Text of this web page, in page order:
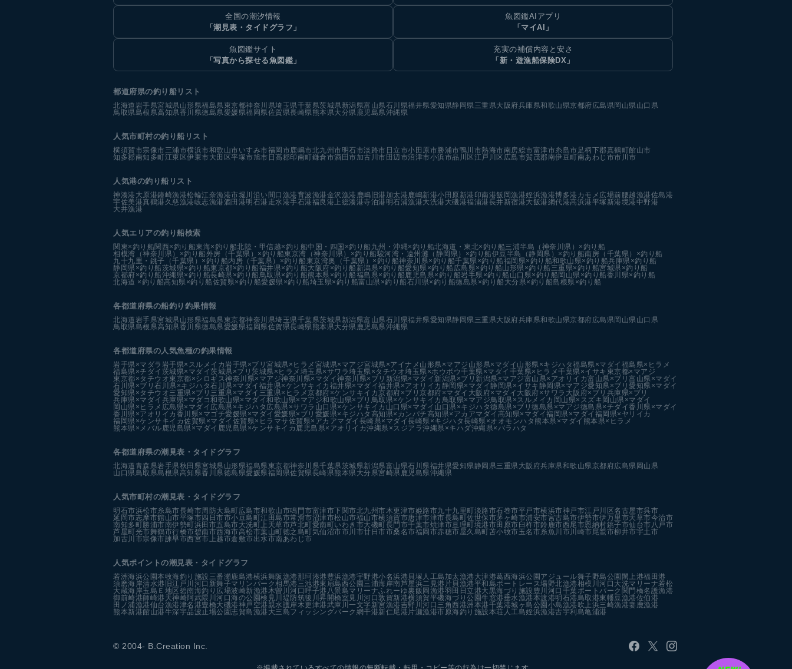
全国の潮汐情報
「潮見表・タイドグラフ」
魚図鑑AIアプリ
「マイAI」
魚図鑑サイト
「写真から探せる魚図鑑」
充実の補償内容と安さ
「新・遊漁船保険DX」
都道府県の釣り船リスト
北海道岩手県宮城県山形県福島県東京都神奈川県埼玉県千葉県茨城県新潟県富山県石川県福井県愛知県静岡県三重県大阪府兵庫県和歌山県京都府広島県岡山県山口県
鳥取県島根県高知県香川県徳島県愛媛県福岡県佐賀県長崎県熊本県大分県鹿児島県沖縄県
人気市町村の釣り船リスト
横須賀市宗像市三浦市横浜市和歌山市いすみ市福岡市鹿嶋市北九州市明石市淡路市 日立市小田原市勝浦市鴨川市熱海市南房総市富津市糸島市足柄下郡真鶴町館山市
知多郡南知多町江東区伊東市大田区平塚市旭市 日高郡印南町鎌倉市酒田市加古川市 田辺市沼津市小浜市品川区 江戸川区 広島市賀茂郡南伊豆町南あわじ市市川市
人気港の釣り船リスト
神湊港 大原港鐘崎漁港松輪江奈漁港市堀川沿い 間口漁港育波漁港金沢漁港 鹿嶋旧港 加太港鹿嶋新港小田原新港 印南港飯岡漁港姪浜漁港博多港カモメ広場前 腰越漁港佐島港
宇佐美港真鶴港 久慈漁港岐志漁港酒田港明石港 走水港手石港福良港 上総湊港寺泊港 明石浦漁港大洗港 大磯港福浦港長井新宿港大飯港網代港高浜港平塚新港境港中野港
大井漁港
人気エリアの釣り船検索
関東×釣り船関西×釣り船東海×釣り船北陸・甲信越×釣り船中国・四国×釣り船 九州・沖縄×釣り船北海道・東北×釣り船三浦半島（神奈川県）×釣り船
相模湾（神奈川県）×釣り船外房（千葉県）×釣り船東京湾（神奈川県）×釣り船駿河湾・遠州灘（静岡県）×釣り船伊豆半島（静岡県）×釣り船南房（千葉県）×釣り船
九十九里・銚子（千葉県）×釣り船内房（千葉県）×釣り船 東京湾奥（千葉県）×釣り船神奈川県×釣り船千葉県×釣り船福岡県×釣り船和歌山県×釣り船兵庫県×釣り船
静岡県×釣り船茨城県×釣り船東京都×釣り船福井県×釣り船大阪府×釣り船 新潟県×釣り船愛知県×釣り船 広島県×釣り船山形県×釣り船 三重県×釣り船宮城県×釣り船
京都府×釣り船沖縄県×釣り船長崎県×釣り船鳥取県×釣り船熊本県×釣り船福島県×釣り船鹿児島県×釣り船岩手県×釣り船 山口県×釣り船 岡山県×釣り船香川県×釣り船
北海道 ×釣り船高知県×釣り船佐賀県×釣り船愛媛県×釣り船埼玉県×釣り船富山県×釣り船石川県×釣り船徳島県×釣り船 大分県×釣り船島根県×釣り船
各都道府県の船釣り釣果情報
北海道岩手県宮城県山形県福島県東京都神奈川県埼玉県千葉県茨城県新潟県富山県石川県福井県愛知県静岡県三重県大阪府兵庫県和歌山県京都府広島県岡山県山口県
鳥取県島根県高知県香川県徳島県愛媛県福岡県佐賀県長崎県熊本県大分県鹿児島県沖縄県
各都道府県の人気魚種の釣果情報
岩手県×マダラ 岩手県×スルメイカ岩手県×ブリ 宮城県×ヒラメ 宮城県×マアジ宮城県×アイナメ 山形県×マアジ 山形県×マダイ 山形県×キジハタ福島県×マダイ 福島県×ヒラメ
福島県×チダイ 茨城県×マダイ茨城県×ブリ 茨城県×ヒラメ 埼玉県×サワラ埼玉県×タチウオ埼玉県×ホウボウ千葉県×マダイ 千葉県×ヒラメ千葉県×イサキ 東京都×マアジ
東京都×タチウオ東京都×シロギス神奈川県×マアジ神奈川県×マダイ神奈川県×ブリ 新潟県×マダイ 新潟県×ブリ 新潟県×マアジ富山県×アオリイカ富山県×ブリ 富山県×マダイ
石川県×ブリ 石川県×キジハタ石川県×マダイ 福井県×ケンサキイカ 福井県×マダイ福井県×アオリイカ 静岡県×マダイ 静岡県×イサキ 静岡県×マアジ愛知県×ブリ 愛知県×マダイ
愛知県×タチウオ三重県×ブリ 三重県×マダイ 三重県×ヒラメ京都府×ケンサキイカ京都府×ブリ 京都府×マダイ 大阪府×マダイ 大阪府×サワラ 大阪府×ブリ 兵庫県×ブリ
兵庫県×マダイ 兵庫県×マダコ和歌山県×マダイ和歌山県×マアジ和歌山県×ブリ 鳥取県×ケンサキイカ 鳥取県×マアジ鳥取県×スルメイカ 岡山県×スズキ 岡山県×マダイ
岡山県×ヒラメ 広島県×マダイ 広島県×キジハタ 広島県×サワラ 山口県×ケンサキイカ 山口県×マダイ 山口県×キジハタ徳島県×ブリ 徳島県×マアジ徳島県×チダイ香川県×マダイ
香川県×アオリイカ 香川県×マゴチ愛媛県×マダイ 愛媛県×ブリ 愛媛県×キジハタ 高知県×カンパチ高知県×アカアマダイ 高知県×マダイ福岡県×マダイ 福岡県×ヤリイカ
福岡県×ケンサキイカ佐賀県×マダイ 佐賀県×ヒラマサ佐賀県×アカアマダイ 長崎県×マダイ長崎県×キジハタ長崎県×オオモンハタ 熊本県×マダイ 熊本県×ヒラメ
熊本県×メバル鹿児島県×マダイ 鹿児島県×ケンサキイカ 鹿児島県×アオリイカ沖縄県×スジアラ沖縄県×キハダ沖縄県×バラハタ
各都道府県の潮見表 ・タイドグラフ
北海道青森県岩手県秋田県宮城県山形県福島県東京都神奈川県千葉県茨城県新潟県富山県石川県福井県愛知県静岡県三重県大阪府兵庫県和歌山県京都府広島県 岡山県
山口県鳥取県島根県高知県香川県徳島県愛媛県福岡県佐賀県長崎県熊本県大分県宮崎県鹿児島県沖縄県
人気市町村の潮見表・タイドグラフ
明石市浜松市糸島市長崎市周防大島町広島市和歌山市鳴門市富津市下関市北九州市木更津市姫路市九十九里町淡路市石巻市平戸市横浜市神戸市江戸川区名古屋市呉市
延岡市志摩市館山市平塚市四日市市小豆島町江田島市常滑市沼津市松山市福山市横須賀市唐津市津市長島町佐世保市茅ヶ崎市浦安市宮古島市伊勢市伊万里市天草市今治市
南知多町勝浦市南伊勢町浜田市五島市大洗町 上天草市芦北町愛南町いわき市大磯町長門市千葉市焼津市亘理町境港市田原市 臼杵市鈴鹿市西尾市恩納村銚子市仙台市八戸市
芦屋町光市舞鶴市行橋市碧南市西海市高松市葉山町徳之島町気仙沼市市川市廿日市市桑名市福岡市赤穂市屋久島町苫小牧市玉名市糸魚川市川崎市尾鷲市柳井市宇土市
加古川市宗像市諫早市西宮市 上越市倉敷市出水市南あわじ市
人気ポイントの潮見表・タイドグラフ
若洲海浜公園本牧海釣り施設 三番瀬鹿島港横浜舞阪漁港 那珂湊港 豊浜漁港宇野港小名浜港 貝塚人工島 加太漁港 大津港葛西海浜公園 アジュール舞子野島公園 閖上港福田港
須磨海岸清水港 旧江戸川河口 新舞子マリンパーク相馬港 三池港東扇島西公園 三浦海岸南芦屋浜二見港 片貝漁港平和島ボートレース場野北漁港相模川河口 大洗マリーナ若松
大蔵海岸玉島Ｅ地区 碧南海釣り広場波崎新漁港木曽川河口 呼子港 八景島マリーナふれーゆ裏飯岡漁港羽田 日立港大黒海づり施設 豊川河口 千葉ポートパーク 関門橋名護漁港
御前崎港師崎港 天神崎 阿武隈川河口海の公園検見川堤防筑後川昇開橋室見川河口敦賀新港横須賀平磯海づり公園牛窓港垂水漁港本渡港明石港鳥取港東幡豆漁港佐伯港
田ノ浦漁港仙台漁港津名港豊橋大磯港神戸空港親水護岸木更津港武庫川一文字 新宮漁港吉野川河口 三角西港洲本港千葉港城ヶ島公園 小島漁港 吹上浜三崎漁港妻鹿漁港
熊本新港館山港牛深宇品波止場公園志賀島漁港 大三島フィッシングパーク 網干港新仁尾港 片瀬漁港市原海釣り施設本荘人工島姪浜漁港古宇利島亀浦港
© 2004- B.Creation Inc.